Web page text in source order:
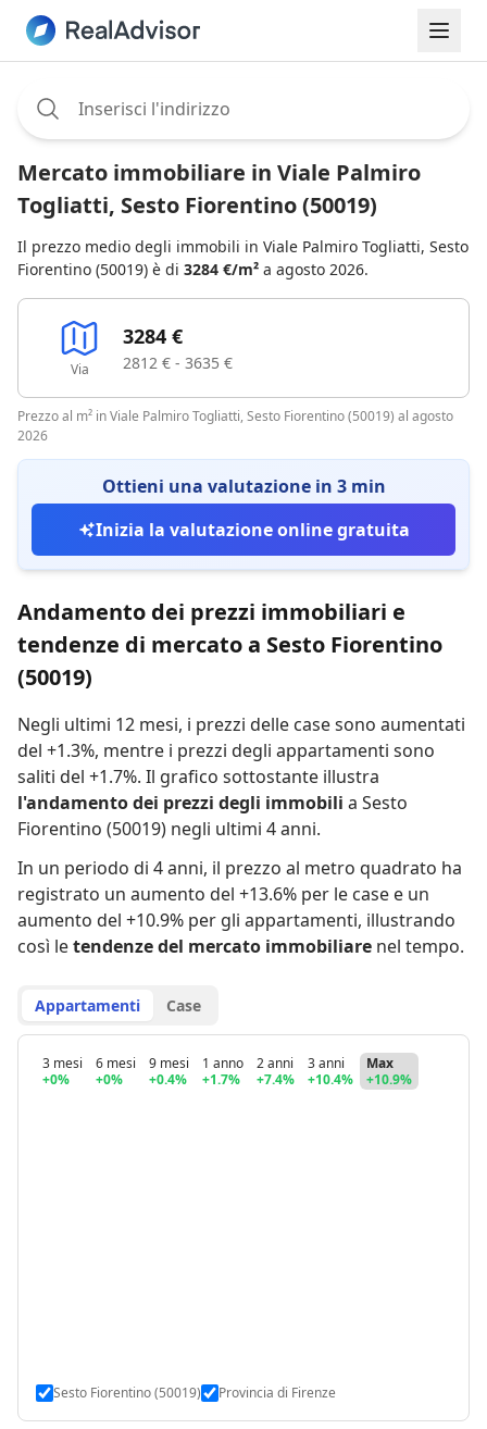
Mercato immobiliare in Viale Palmiro
Togliatti, Sesto Fiorentino (50019)
Il prezzo medio degli immobili in Viale Palmiro Togliatti, Sesto
Fiorentino (50019) è di 3284 €/m² a agosto 2026.
Via
3284 €
2812 € - 3635 €
Prezzo al m² in Viale Palmiro Togliatti, Sesto Fiorentino (50019) al agosto
2026
Ottieni una valutazione in 3 min
Inizia la valutazione online gratuita
Andamento dei prezzi immobiliari e
tendenze di mercato a Sesto Fiorentino
(50019)
Negli ultimi 12 mesi, i prezzi delle case sono aumentati
del +1.3%, mentre i prezzi degli appartamenti sono
saliti del +1.7%. Il grafico sottostante illustra
l'andamento dei prezzi degli immobili a Sesto
Fiorentino (50019) negli ultimi 4 anni.
In un periodo di 4 anni, il prezzo al metro quadrato ha
registrato un aumento del +13.6% per le case e un
aumento del +10.9% per gli appartamenti, illustrando
così letendenze del mercato immobiliare nel tempo.
Appartamenti Case
3 mesi
+0%
6 mesi
+0%
9 mesi
+0.4%
1 anno
+1.7%
2 anni
+7.4%
3 anni
+10.4%
Max
+10.9%
Sesto Fiorentino (50019) Provincia di Firenze